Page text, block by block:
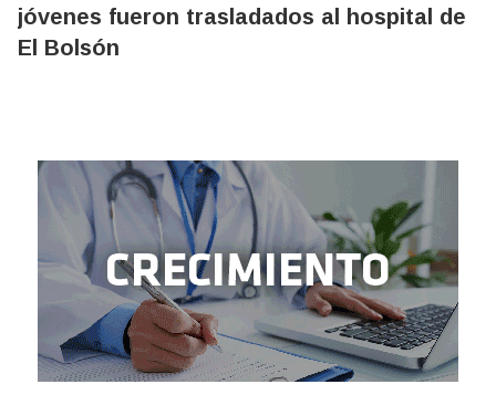
jóvenes fueron trasladados al hospital de
El Bolsón